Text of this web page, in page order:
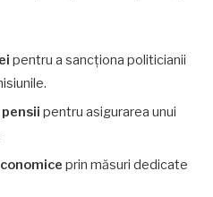
pentru a sancționa politicianii
pentru asigurarea unui
prin măsuri dedicate